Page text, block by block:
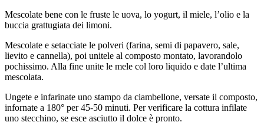
Mescolate bene con le fruste le uova, lo yogurt, il miele, l’olio e la
buccia grattugiata dei limoni.
Mescolate e setacciate le polveri (farina, semi di papavero, sale,
lievito e cannella), poi unitele al composto montato, lavorandolo
pochissimo. Alla fine unite le mele col loro liquido e date l’ultima
mescolata.
Ungete e infarinate uno stampo da ciambellone, versate il composto,
infornate a 180° per 45-50 minuti. Per verificare la cottura infilate
uno stecchino, se esce asciutto il dolce è pronto.